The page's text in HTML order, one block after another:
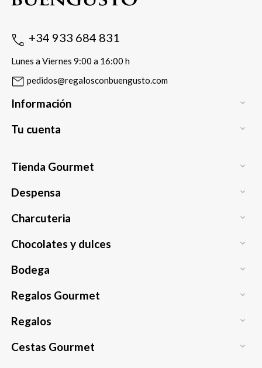
+34 933 684 831
Lunes a Viernes 9:00 a 16:00 h
pedidos@regalosconbuengusto.com
Información 
Tu cuenta 
Tienda Gourmet 
Despensa 
Charcuteria 
Chocolates y dulces 
Bodega 
Regalos Gourmet 
Regalos 
Cestas Gourmet 